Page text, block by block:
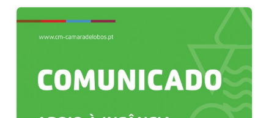
Apoio à Infância | Medida extraordinária